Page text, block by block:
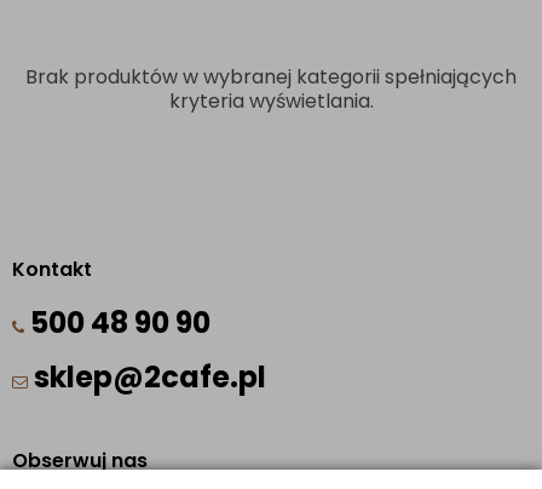
Brak produktów w wybranej kategorii spełniających
kryteria wyświetlania.
Kontakt
500 48 90 90
sklep@2cafe.pl
Obserwuj nas